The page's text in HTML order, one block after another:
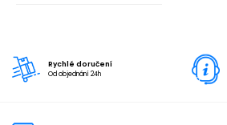
Rychlé doručení
Od objednání 24h